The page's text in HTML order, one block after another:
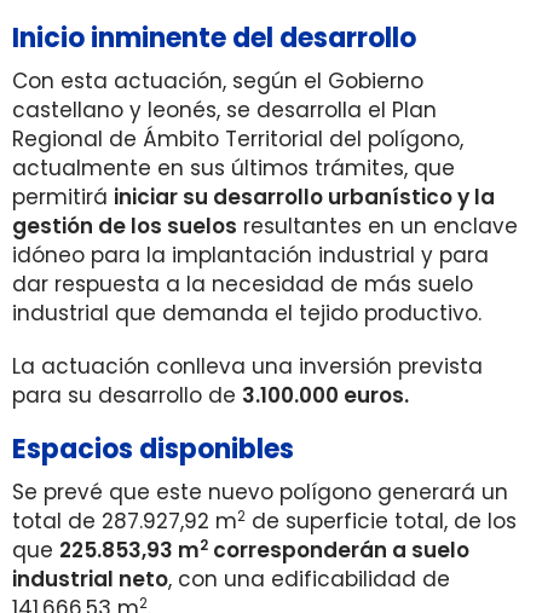
Inicio inminente del desarrollo
Con esta actuación, según el Gobierno
castellano y leonés, se desarrolla el Plan
Regional de Ámbito Territorial del polígono,
actualmente en sus últimos trámites, que
permitirá iniciar su desarrollo urbanístico y la
gestión de los suelos resultantes en un enclave
idóneo para la implantación industrial y para
dar respuesta a la necesidad de más suelo
industrial que demanda el tejido productivo.
La actuación conlleva una inversión prevista
para su desarrollo de 3.100.000 euros.
Espacios disponibles
Se prevé que este nuevo polígono generará un
total de 287.927,92 m2 de superficie total, de los
que 225.853,93 m2 corresponderán a suelo
industrial neto, con una edificabilidad de
2